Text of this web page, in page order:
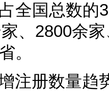
全国总数的
、2800余
。
注册数量趋